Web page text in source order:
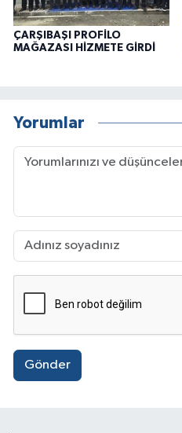
ÇARŞIBAŞI PROFİLO
MAĞAZASI HİZMETE GİRDİ
Yorumlar
Gönder